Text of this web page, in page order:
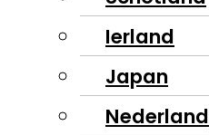
Ierland
Japan
Nederland